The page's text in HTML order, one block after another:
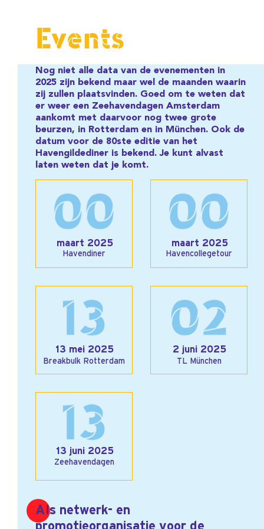
Events
Nog niet alle data van de evenementen in
2025 zijn bekend maar wel de maanden waarin
zij zullen plaatsvinden. Goed om te weten dat
er weer een Zeehavendagen Amsterdam
aankomt met daarvoor nog twee grote
beurzen, in Rotterdam en in München. Ook de
datum voor de 80ste editie van het
Havengildediner is bekend. Je kunt alvast
laten weten dat je komt.
maart 2025
Havendiner
maart 2025
Havencollegetour
13 mei 2025
Breakbulk Rotterdam
2 juni 2025
TL München
13 juni 2025
Zeehavendagen​​​​​​​
Als netwerk- en
promotieorganisatie voor de